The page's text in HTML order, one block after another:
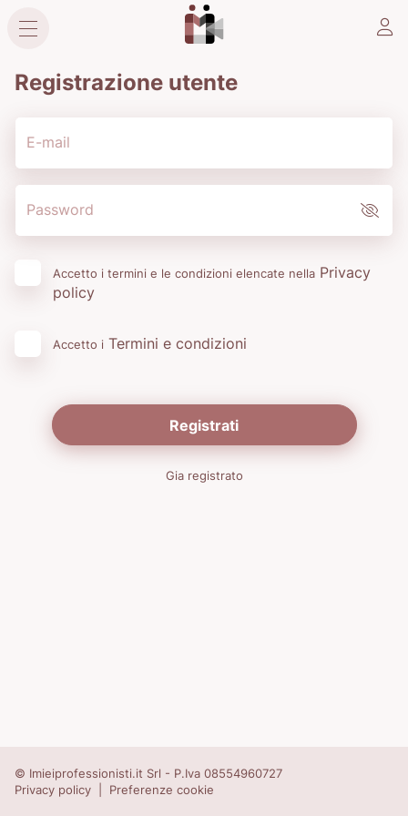
Registrazione utente
E-mail
Password
Accetto i termini e le condizioni elencate nella Privacy
policy
Accetto i Termini e condizioni
Gia registrato
Registrati
© Imieiprofessionisti.it Srl - P.Iva 08554960727
Privacy policy
Preferenze cookie